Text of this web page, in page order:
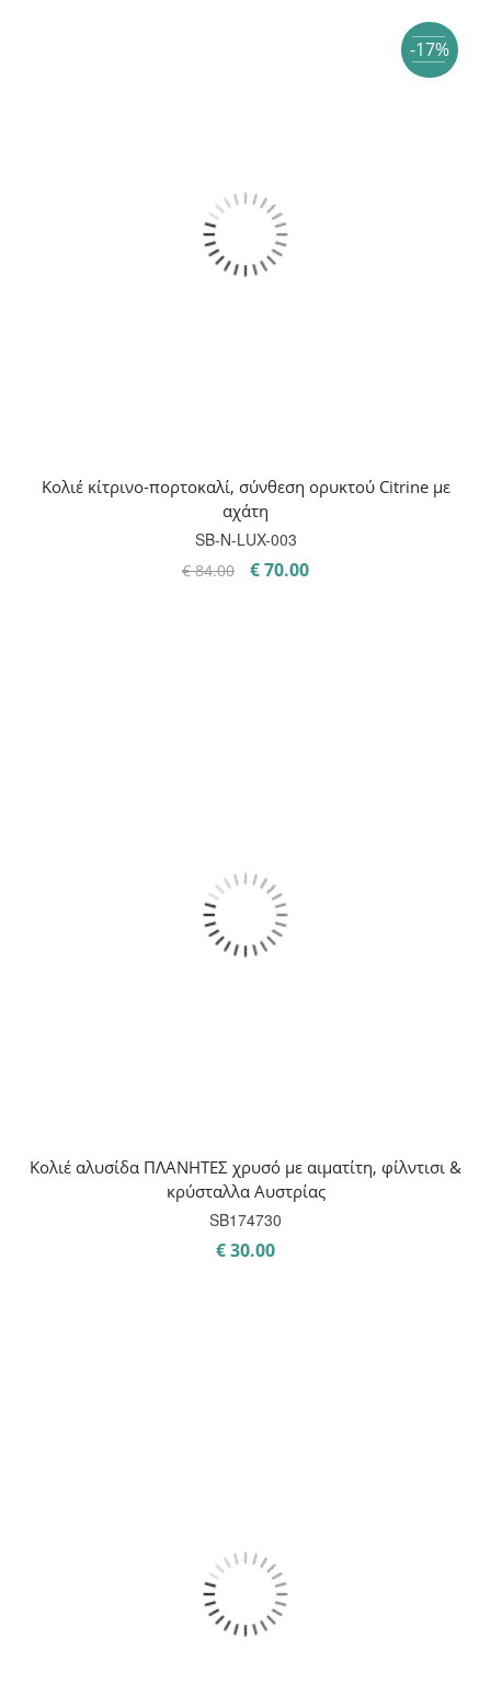
-17%
Κολιέ κίτρινο-πορτοκαλί, σύνθεση ορυκτού Citrine με
αχάτη
SB-Ν-LUX-003
€84.00
Original
€70.00Η
Κολιέ αλυσίδα ΠΛΑΝΗΤΕΣ χρυσό με αιματίτη, φίλντισι &
κρύσταλλα Αυστρίας
SB174730
€30.00